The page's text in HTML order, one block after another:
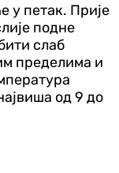
у петак. Прије
подне
слаб
пределима и
од 9 до